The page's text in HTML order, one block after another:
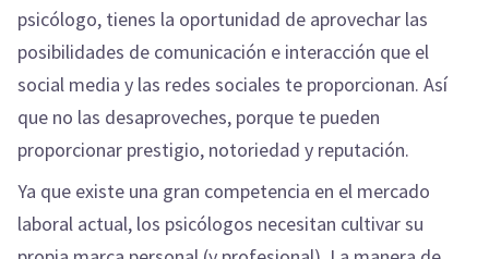
psicólogo, tienes la oportunidad de aprovechar las
posibilidades de comunicación e interacción que el
social media y las redes sociales te proporcionan. Así
que no las desaproveches, porque te pueden
proporcionar prestigio, notoriedad y reputación.
Ya que existe una gran competencia en el mercado
laboral actual, los psicólogos necesitan cultivar su